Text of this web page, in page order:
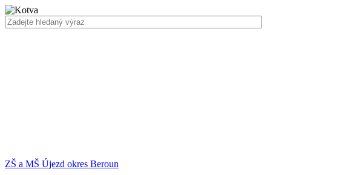
ZŠ a MŠ Újezd okres Beroun